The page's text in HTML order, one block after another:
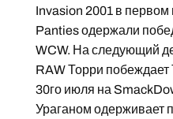
Invasion 2001 в первом
Panties одержали
WCW. На следующий
RAW Торри
30го июля на
Ураганом одерживает